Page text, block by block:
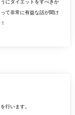
にダイエットをすべきか
て非常に有益な話が聞け
行います。